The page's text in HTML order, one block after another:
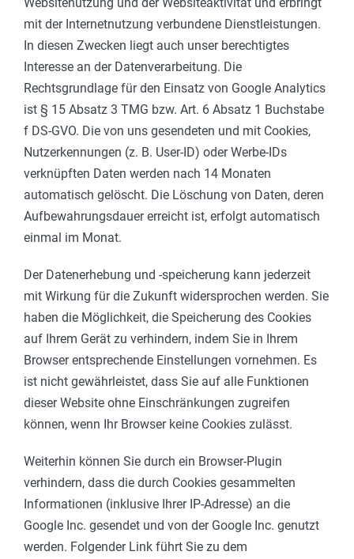
mit der Internetnutzung verbundene Dienstleistungen.
In diesen Zwecken liegt auch unser berechtigtes
Interesse an der Datenverarbeitung. Die
Rechtsgrundlage für den Einsatz von Google Analytics
ist § 15 Absatz 3 TMG bzw. Art. 6 Absatz 1 Buchstabe
f DS-GVO. Die von uns gesendeten und mit Cookies,
Nutzerkennungen (z. B. User-ID) oder Werbe-IDs
verknüpften Daten werden nach 14 Monaten
automatisch gelöscht. Die Löschung von Daten, deren
Aufbewahrungsdauer erreicht ist, erfolgt automatisch
einmal im Monat.
Der Datenerhebung und -speicherung kann jederzeit
mit Wirkung für die Zukunft widersprochen werden. Sie
haben die Möglichkeit, die Speicherung des Cookies
auf Ihrem Gerät zu verhindern, indem Sie in Ihrem
Browser entsprechende Einstellungen vornehmen. Es
ist nicht gewährleistet, dass Sie auf alle Funktionen
dieser Website ohne Einschränkungen zugreifen
können, wenn Ihr Browser keine Cookies zulässt.
Weiterhin können Sie durch ein Browser-Plugin
verhindern, dass die durch Cookies gesammelten
Informationen (inklusive Ihrer IP-Adresse) an die
Google Inc. gesendet und von der Google Inc. genutzt
werden. Folgender Link führt Sie zu dem